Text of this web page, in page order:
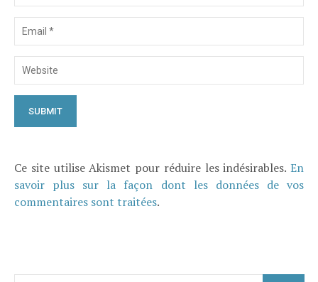
Ce site utilise Akismet pour réduire les indésirables. En
savoir plus sur la façon dont les données de vos
commentaires sont traitées.